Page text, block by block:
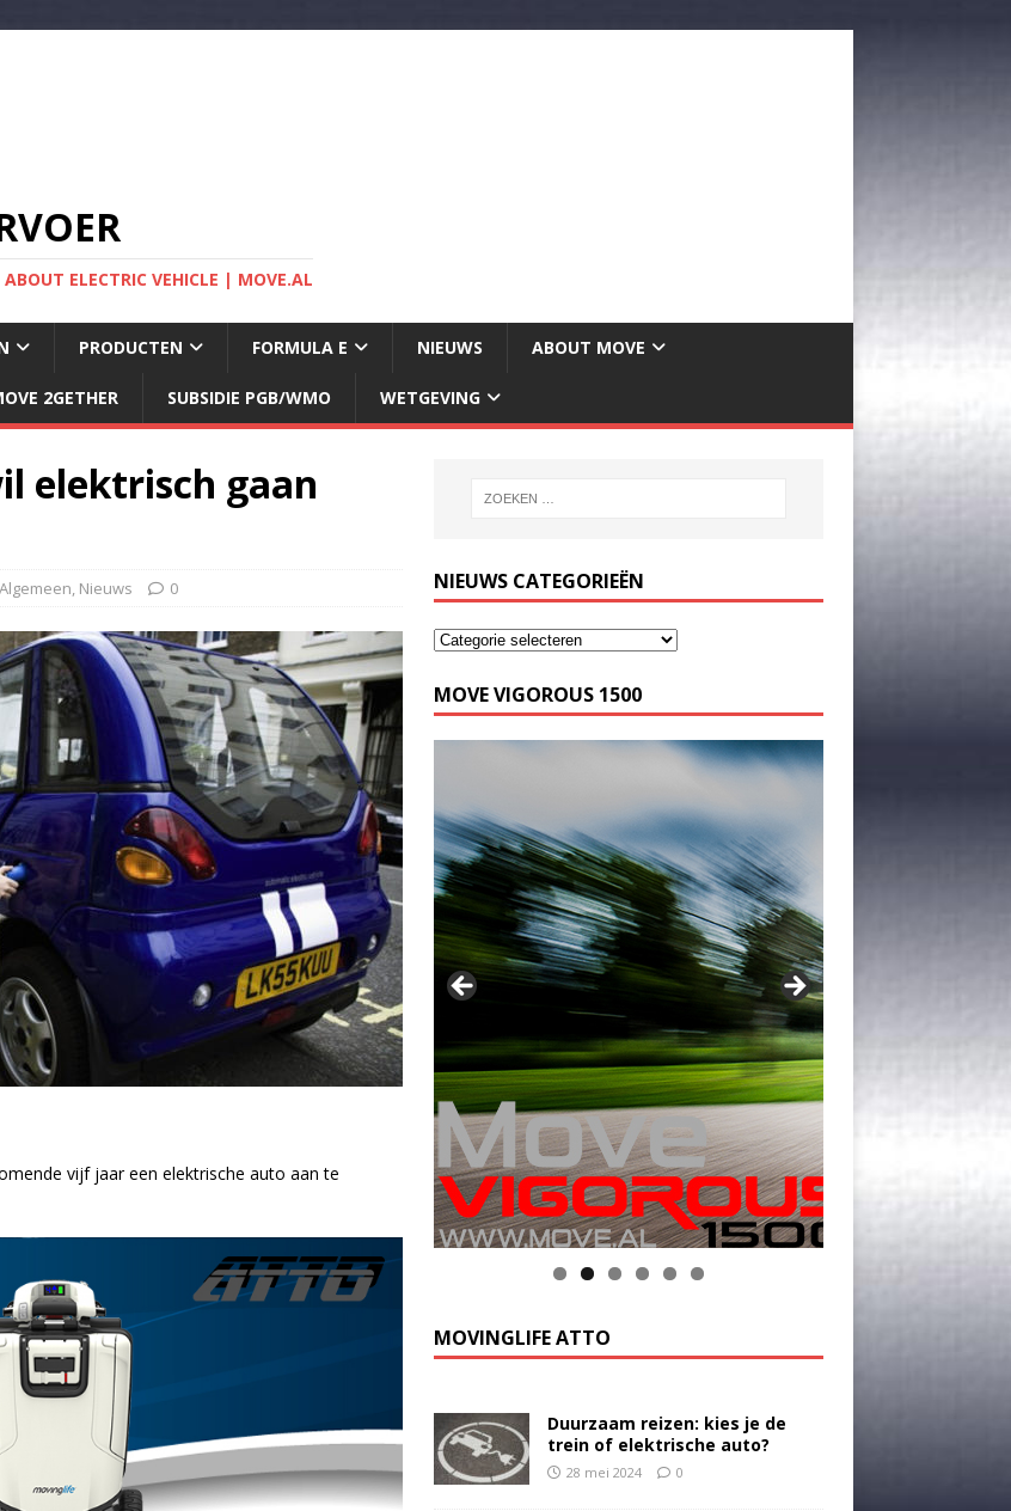
ELECTRIC VEHICLE | MOVE.AL
PRODUCTEN FORMULA E NIEUWS ABOUT MOVE
2GETHER SUBSIDIE PGB/WMO WETGEVING
elektrisch gaan
Algemeen, Nieuws 0
vijf jaar een elektrische auto aan te
NIEUWS CATEGORIEËN
MOVE VIGOROUS 1500
MOVINGLIFE ATTO
Duurzaam reizen: kies je de
trein of elektrische auto?
28 mei 2024 0